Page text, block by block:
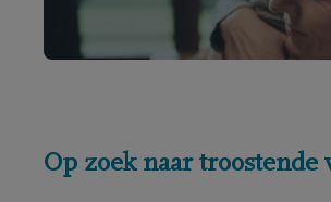
Op zoek naar troostende